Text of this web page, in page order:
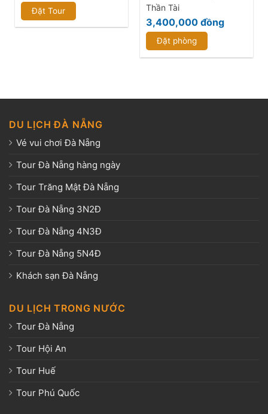
Đặt Tour
Thần Tài
3,400,000đồng
Đặt phòng
DU LỊCH ĐÀ NẴNG
Vé vui chơi Đà Nẵng
Tour Đà Nẵng hàng ngày
Tour Trăng Mật Đà Nẵng
Tour Đà Nẵng 3N2Đ
Tour Đà Nẵng 4N3Đ
Tour Đà Nẵng 5N4Đ
Khách sạn Đà Nẵng
DU LỊCH TRONG NƯỚC
Tour Đà Nẵng
Tour Hội An
Tour Huế
Tour Phú Quốc